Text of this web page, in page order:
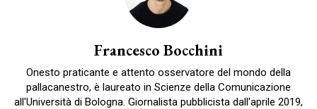
Francesco Bocchini
Onesto praticante e attento osservatore del mondo della
pallacanestro, è laureato in Scienze della Comunicazione
all'Università di Bologna. Giornalista pubblicista dall'aprile 2019,